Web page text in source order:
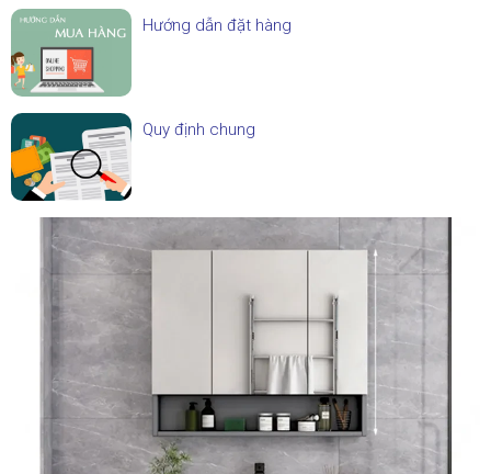
Hướng dẫn đặt hàng
Quy định chung